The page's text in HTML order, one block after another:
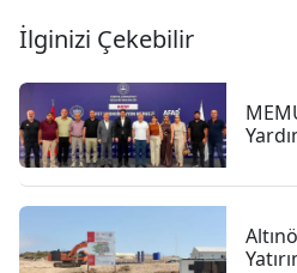
İlginizi Çekebilir